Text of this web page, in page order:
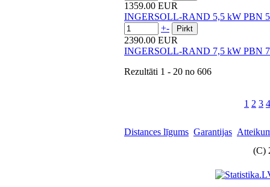
1359.00 EUR
INGERSOLL-RAND 5,5 kW PBN
+-
2390.00 EUR
INGERSOLL-RAND 7,5 kW PBN
Rezultāti 1 - 20 no 606
1 2 3 4
Distances līgums Garantijas
(C)